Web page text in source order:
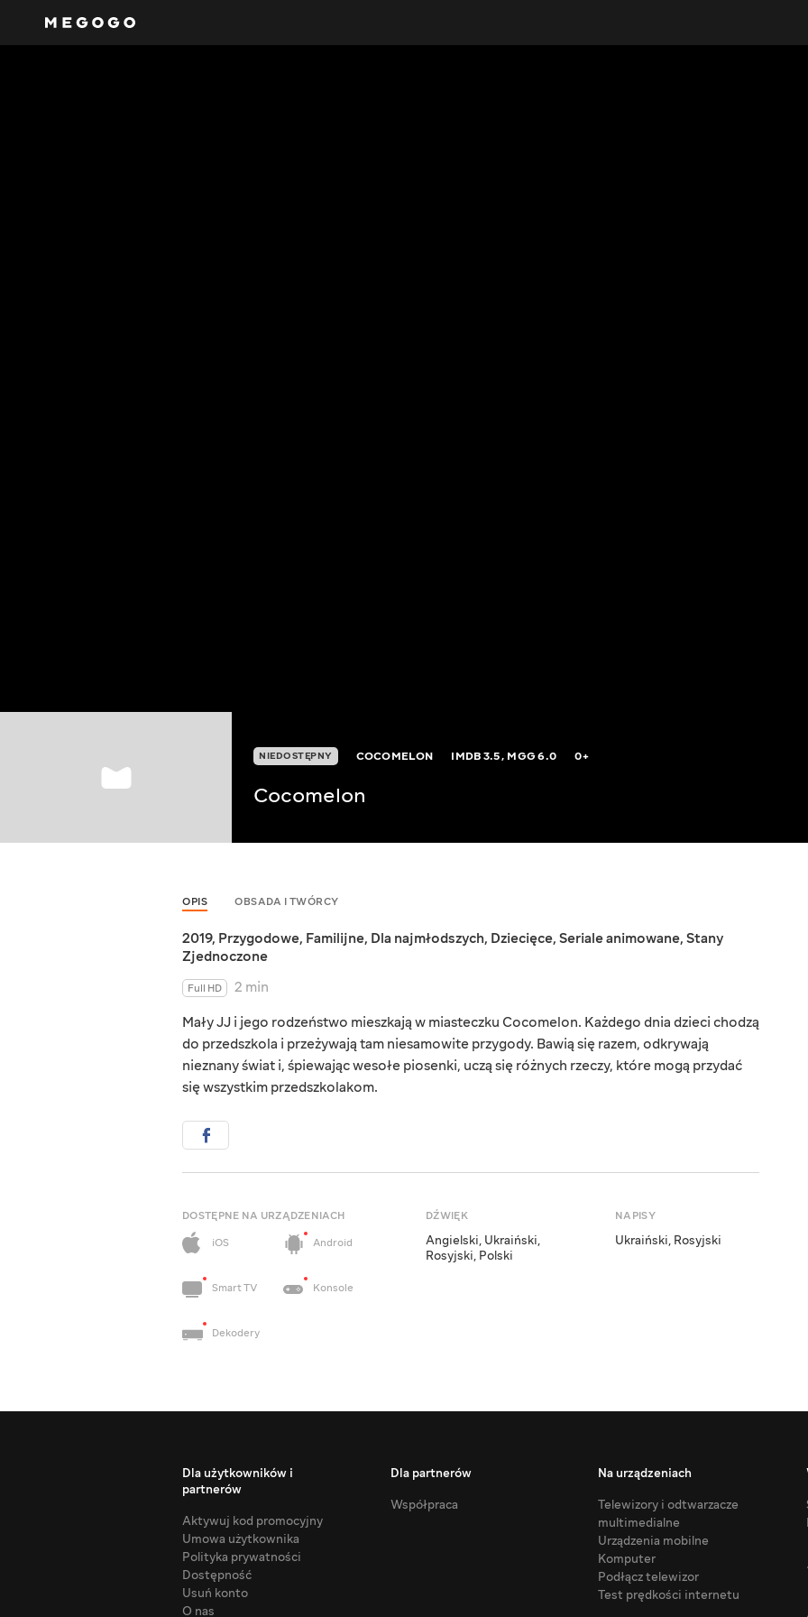
NIEDOSTĘPNY COCOMELON IMDB3.5, MGG6.0 0+
Cocomelon
OPIS OBSADA I TWÓRCY
2019, Przygodowe, Familijne, Dla najmłodszych, Dziecięce, Seriale animowane, Stany
Zjednoczone
Full HD
2 min
Mały JJ i jego rodzeństwo mieszkają w miasteczku Cocomelon. Każdego dnia dzieci chodzą
do przedszkola i przeżywają tam niesamowite przygody. Bawią się razem, odkrywają
nieznany świat i, śpiewając wesołe piosenki, uczą się różnych rzeczy, które mogą przydać
się wszystkim przedszkolakom.
DOSTĘPNE NA URZĄDZENIACH
iOS
Android
Smart TV Konsole
Dekodery
DŹWIĘK
Angielski, Ukraiński,
Rosyjski, Polski
NAPISY
Ukraiński, Rosyjski
Dla użytkowników i
partnerów
Aktywuj kod promocyjny
Umowa użytkownika
Polityka prywatności
Dostępność
Usuń konto
O nas
Dla partnerów
Współpraca
Na urządzeniach
Telewizory i odtwarzacze
multimedialne
Urządzenia mobilne
Komputer
Podłącz telewizor
Test prędkości internetu